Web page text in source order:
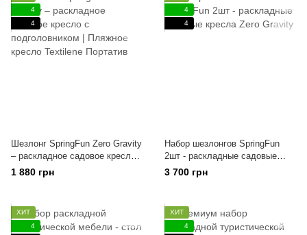
4
4
Шезлонг SpringFun Zero Gravity
– раскладное садовое кресло
с подголовником | Пляжное
кресло Textilene Портатив
1 880 грн
4
4
Набор шезлонгов SpringFun
2шт - раскладные садовые
кресла Zero Gravity
3 700 грн
ХИТ
4
ХИТ
4